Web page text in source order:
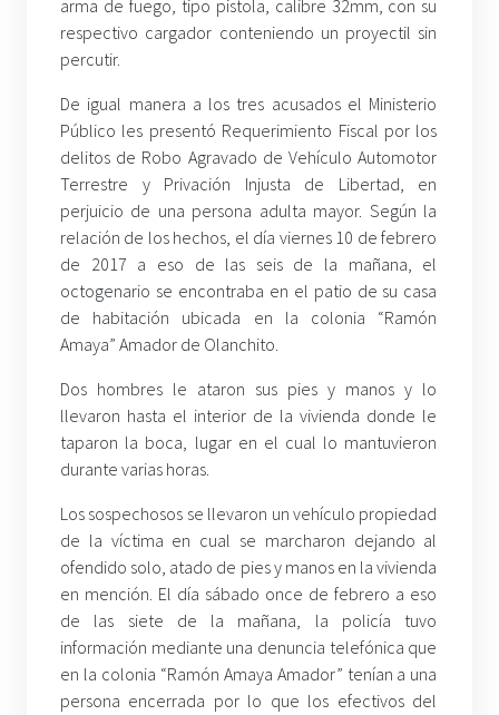
arma de fuego, tipo pistola, calibre 32mm, con su
respectivo cargador conteniendo un proyectil sin
percutir.
De igual manera a los tres acusados el Ministerio
Público les presentó Requerimiento Fiscal por los
delitos de Robo Agravado de Vehículo Automotor
Terrestre y Privación Injusta de Libertad, en
perjuicio de una persona adulta mayor. Según la
relación de los hechos, el día viernes 10 de febrero
de 2017 a eso de las seis de la mañana, el
octogenario se encontraba en el patio de su casa
de habitación ubicada en la colonia “Ramón
Amaya” Amador de Olanchito.
Dos hombres le ataron sus pies y manos y lo
llevaron hasta el interior de la vivienda donde le
taparon la boca, lugar en el cual lo mantuvieron
durante varias horas.
Los sospechosos se llevaron un vehículo propiedad
de la víctima en cual se marcharon dejando al
ofendido solo, atado de pies y manos en la vivienda
en mención. El día sábado once de febrero a eso
de las siete de la mañana, la policía tuvo
información mediante una denuncia telefónica que
en la colonia “Ramón Amaya Amador” tenían a una
persona encerrada por lo que los efectivos del